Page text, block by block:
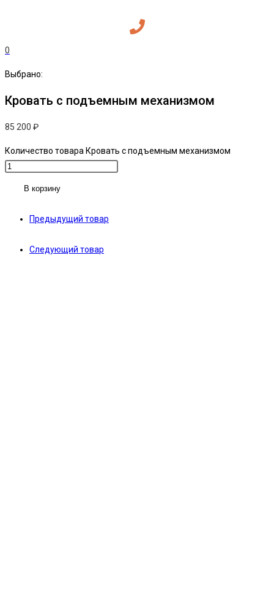
0
Выбрано:
Кровать с подъемным механизмом
85 200 ₽
Количество товара Кровать с подъемным механизмом
В корзину
Предыдущий товар
Следующий товар